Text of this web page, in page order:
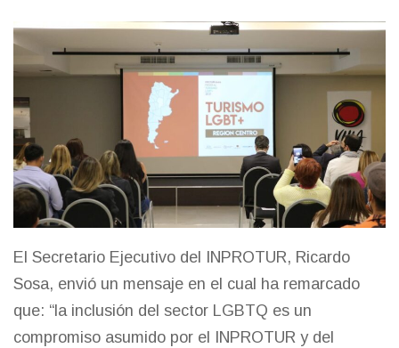
El Secretario Ejecutivo del INPROTUR, Ricardo
Sosa, envió un mensaje en el cual ha remarcado
que: “la inclusión del sector LGBTQ es un
compromiso asumido por el INPROTUR y del